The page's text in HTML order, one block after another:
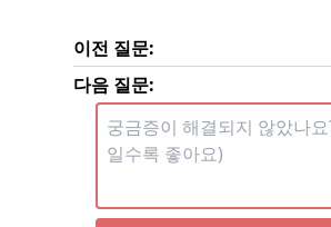
이전 질문:
다음 질문: